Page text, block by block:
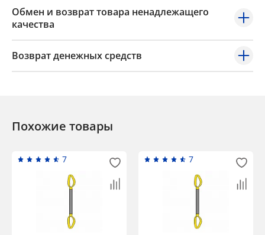
Обмен и возврат товара ненадлежащего
качества
Возврат денежных средств
Похожие товары
7 7